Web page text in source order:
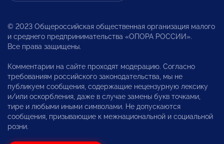
© 2023 Общероссийская общественная организация малого
и среднего предпринимательства «ОПОРА РОССИИ».
Все права защищены.
Комментарии на сайте проходят модерацию. Согласно
требованиям российского законодательства, мы не
публикуем сообщения, содержащие нецензурную лексику
и/или оскорбления, даже в случае замены букв точками,
тире и любыми иными символами. Не допускаются
сообщения, призывающие к межнациональной и социальной
розни.